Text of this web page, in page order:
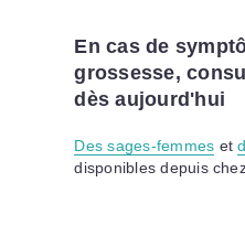
En cas de
grossesse,
dès aujourd'hui
Des sages-femmes et
disponibles depuis